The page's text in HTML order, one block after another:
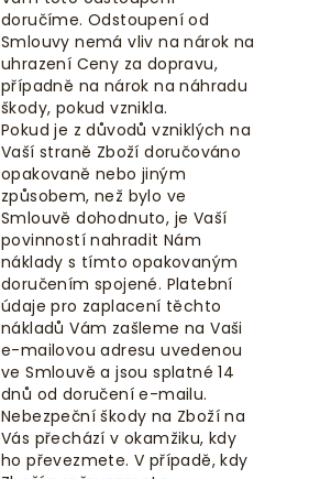
doručíme. Odstoupení od
Smlouvy nemá vliv na nárok na
uhrazení Ceny za dopravu,
případně na nárok na náhradu
škody, pokud vznikla.
Pokud je z důvodů vzniklých na
Vaší straně Zboží doručováno
opakovaně nebo jiným
způsobem, než bylo ve
Smlouvě dohodnuto, je Vaší
povinností nahradit Nám
náklady s tímto opakovaným
doručením spojené. Platební
údaje pro zaplacení těchto
nákladů Vám zašleme na Vaši
e-mailovou adresu uvedenou
ve Smlouvě a jsou splatné 14
dnů od doručení e-mailu.
Nebezpeční škody na Zboží na
Vás přechází v okamžiku, kdy
ho převezmete. V případě, kdy